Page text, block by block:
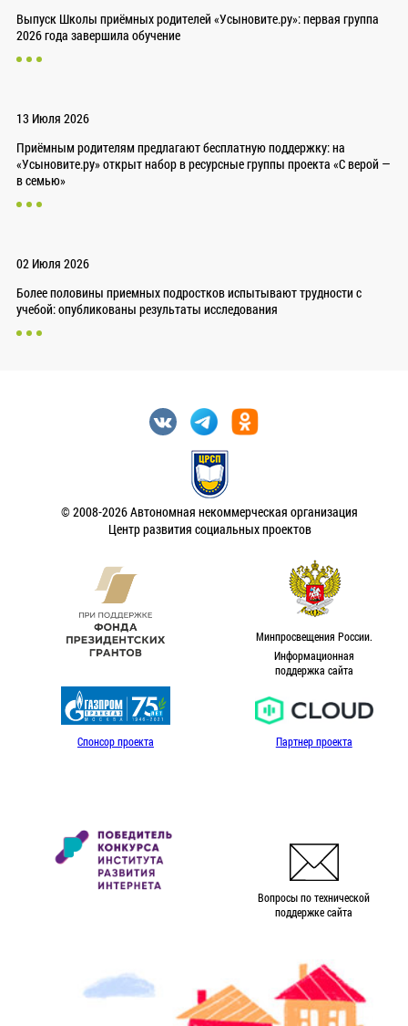
Выпуск Школы приёмных родителей «Усыновите.ру»: первая группа
2026 года завершила обучение
13 Июля 2026
Приёмным родителям предлагают бесплатную поддержку: на
«Усыновите.ру» открыт набор в ресурсные группы проекта «С верой —
в семью»
02 Июля 2026
Более половины приемных подростков испытывают трудности с
учебой: опубликованы результаты исследования
© 2008-2026 Автономная некоммерческая организация
Центр развития социальных проектов
Минпросвещения России.
Информационная
поддержка сайта
Спонсор проекта Партнер проекта
Вопросы по технической
поддержке сайта